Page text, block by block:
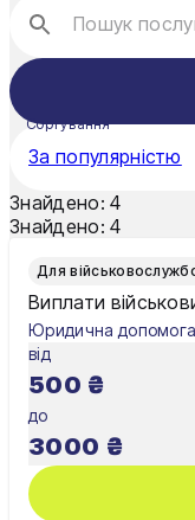
Сортування
За популярністю
Знайдено: 4
Знайдено: 4
Для
Виплати
Юридична
від
500 ₴
до
3000 ₴